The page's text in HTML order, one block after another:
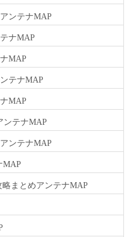
ンテナMAP
ナMAP
MAP
テナMAP
MAP
ンテナMAP
ンテナMAP
MAP
まとめアンテナMAP